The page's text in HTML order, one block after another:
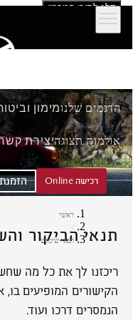
דלג לתוכן המרכזי
הדגמים שלנומימון וביטוח
אולמות תצוגהיצירת קשר
רכישה Online הזמנת
ראשי
תנאי שימוש
תנאי הביקור
ריכזנו לך את כל מה
הקישורים המופיעים בו,
הנמסרים דרכו ועוד.